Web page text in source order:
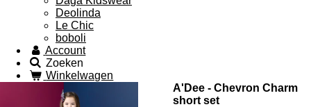
Deolinda
Le Chic
boboli
Account
Zoeken
Winkelwagen
A'Dee - Chevron Charm
short set